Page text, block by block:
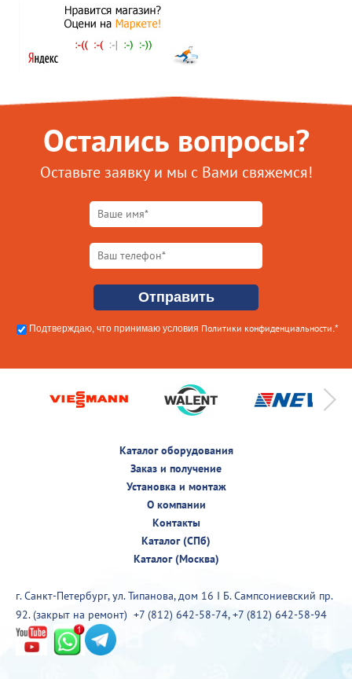
Остались вопросы?
Оставьте заявку и мы с Вами свяжемся!
Подтверждаю, что принимаю условия Политики конфиденциальности.*
Каталог оборудования
Заказ и получение
Установка и монтаж
О компании
Контакты
Каталог (СПб)
Каталог (Москва)
г. Санкт-Петербург, ул. Типанова, дом 16 I Б. Сампсониевский пр.
92. (закрыт на ремонт) +7 (812) 642-58-74,+7 (812) 642-58-94